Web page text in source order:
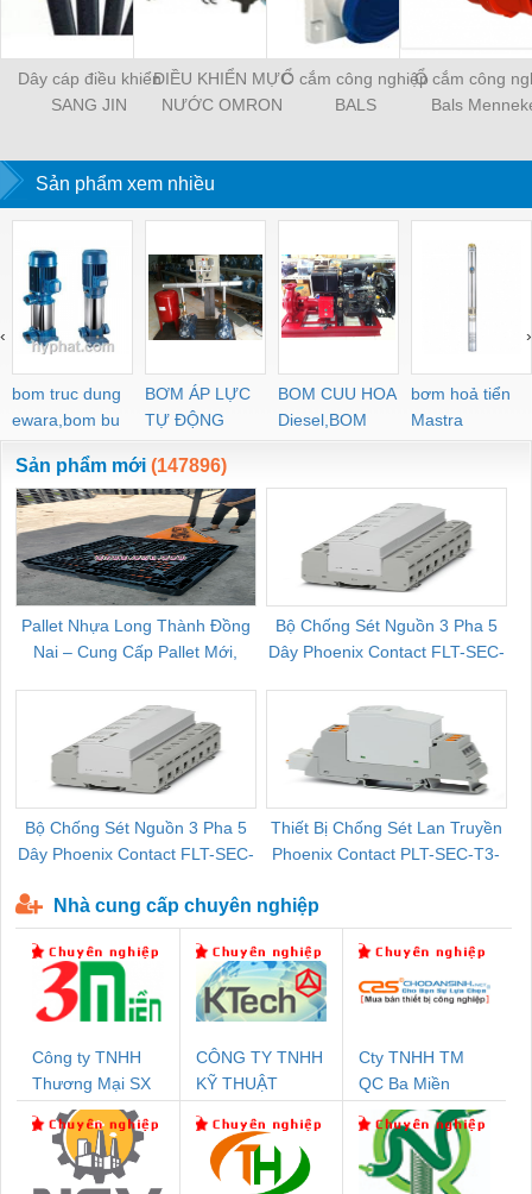
Dây cáp điều khiển
SANG JIN
ĐIỀU KHIỂN MỰC
NƯỚC OMRON
Ổ cắm công nghiệp
BALS
Ổ cắm công
Bals
Sản phẩm xem nhiều
bom truc dung
ewara,bom bu
ewara
BƠM ÁP LỰC
TỰ ĐỘNG
BOM CUU HOA
Diesel,BOM
CHUA CHAY
bơm hoả tiển
Mastra
‹ ›
Sản phẩm mới (147896)
Pallet Nhựa Long Thành Đồng
Nai – Cung Cấp Pallet Mới,
Bộ Chống Sét Nguồn 3 Pha 5
Dây Phoenix Contact FLT-SEC-
Bộ Chống Sét Nguồn 3 Pha 5
Dây Phoenix Contact FLT-SEC-
Thiết Bị Chống Sét Lan Truyền
Phoenix Contact PLT-SEC-T3-
Nhà cung cấp chuyên nghiệp
Công ty TNHH
Thương Mại SX
Ba Miền
CÔNG TY TNHH
KỸ THUẬT
NAM
Cty TNHH TM
QC Ba Miền